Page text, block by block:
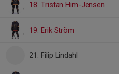
18. Tristan Him-Jensen
19. Erik Ström
21. Filip Lindahl